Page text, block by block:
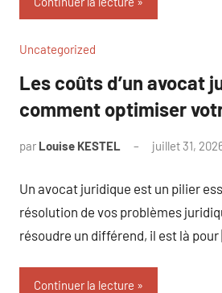
Uncategorized
Les coûts d’un avocat
comment optimiser
par Louise KESTEL juillet 31,
Un avocat juridique est un pilier
résolution de vos problèmes
résoudre un différend, il est là
Continuer la lecture